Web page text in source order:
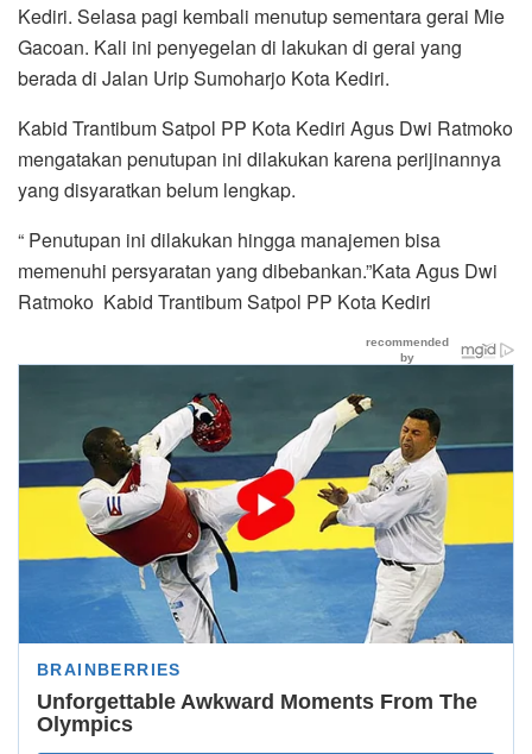
Kediri. Selasa pagi kembali menutup sementara gerai Mie
Gacoan. Kali ini penyegelan di lakukan di gerai yang
berada di Jalan Urip Sumoharjo Kota Kediri.
Kabid Trantibum Satpol PP Kota Kediri Agus Dwi Ratmoko
mengatakan penutupan ini dilakukan karena perijinannya
yang disyaratkan belum lengkap.
“ Penutupan ini dilakukan hingga manajemen bisa
memenuhi persyaratan yang dibebankan.”Kata Agus Dwi
Ratmoko Kabid Trantibum Satpol PP Kota Kediri